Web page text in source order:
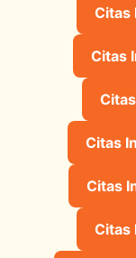
Citas
Citas
Citas
Citas
Citas